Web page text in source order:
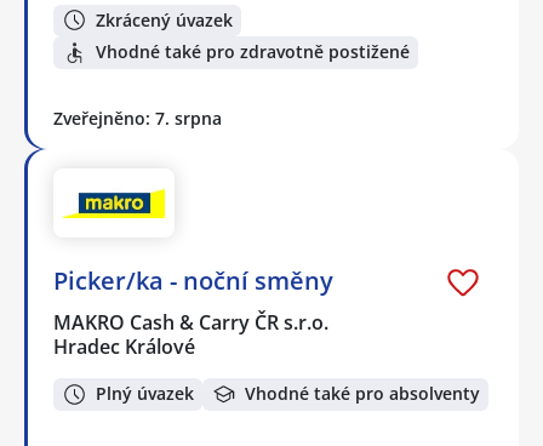
Zkrácený úvazek
Vhodné také pro zdravotně postižené
Zveřejněno: 7. srpna
Picker/ka - noční směny
MAKRO Cash & Carry ČR s.r.o.
Hradec Králové
Plný úvazek Vhodné také pro absolventy